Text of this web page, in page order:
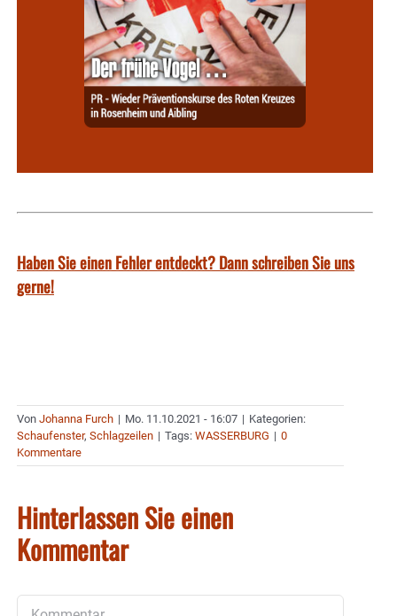
Haben Sie einen Fehler entdeckt? Dann schreiben Sie uns
gerne!
Von Johanna Furch | Mo. 11.10.2021 - 16:07 | Kategorien:
Schaufenster, Schlagzeilen | Tags: WASSERBURG | 0
Kommentare
Hinterlassen Sie einen
Kommentar